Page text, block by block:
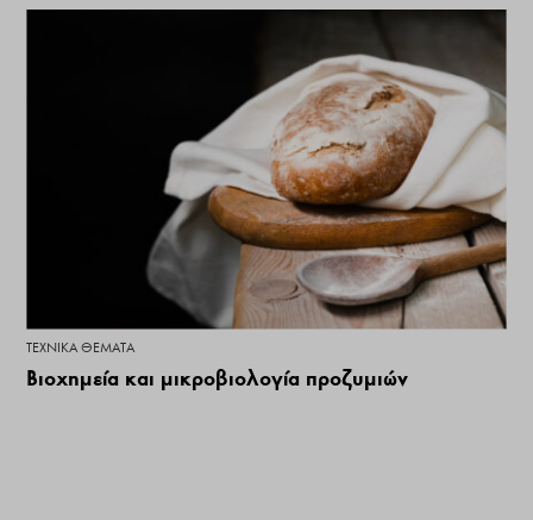
ΤΕΧΝΙΚΆ ΘΈΜΑΤΑ
Βιοχημεία και μικροβιολογία προζυμιών